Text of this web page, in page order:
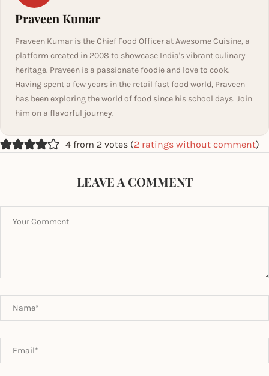
Praveen Kumar
Praveen Kumar is the Chief Food Officer at Awesome Cuisine, a
platform created in 2008 to showcase India's vibrant culinary
heritage. Praveen is a passionate foodie and love to cook.
Having spent a few years in the retail fast food world, Praveen
has been exploring the world of food since his school days. Join
him on a flavorful journey.
4 from 2 votes (2 ratings without comment)
LEAVE A COMMENT